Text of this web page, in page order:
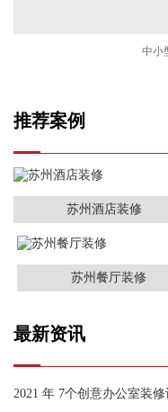
中小
推荐案例
苏州酒店装修
苏州餐厅装修
最新资讯
2021 年 7个创意办公室装